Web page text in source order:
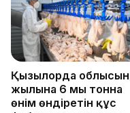
Қызылорда
жылына 6 мың тонна
өнім өндіретін құс